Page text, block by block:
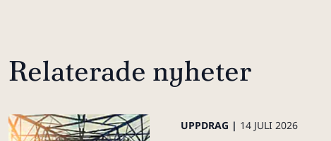
Relaterade nyheter
UPPDRAG | 14 JULI 2026